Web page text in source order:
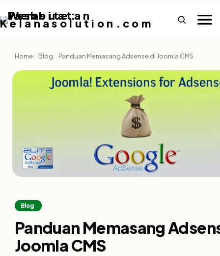
Home Blog Panduan Memasang Adsense di Joomla CMS
Blog
Panduan Memasang
Joomla CMS